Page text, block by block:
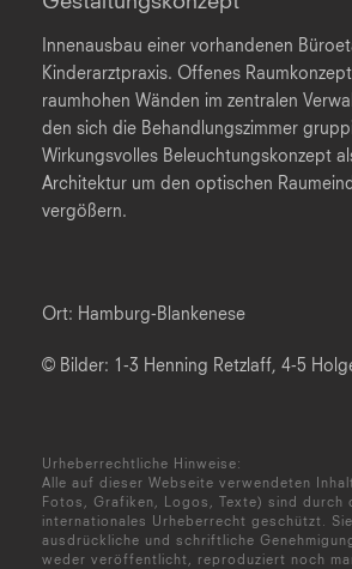
Innenausbau einer vorhandenen
Kinderarztpraxis. Offenes
raumhohen Wänden im zentralen
den sich die Behandlungszimmer
Wirkungsvolles Beleuchtungskonzept
Architektur um den optischen
vergößern.
Ort: Hamburg-Blankenese
© Bilder: 1-3 Henning Retzlaff, 4-5
Urheberrechtliche Hinweise:
Alle auf dieser Webseite verwendeten
Fotos, Grafiken, Logos, Texte) sind durch
internationales Urheberrecht geschützt.
ausdrückliche und schriftliche
weder veröffentlicht, reproduziert noch